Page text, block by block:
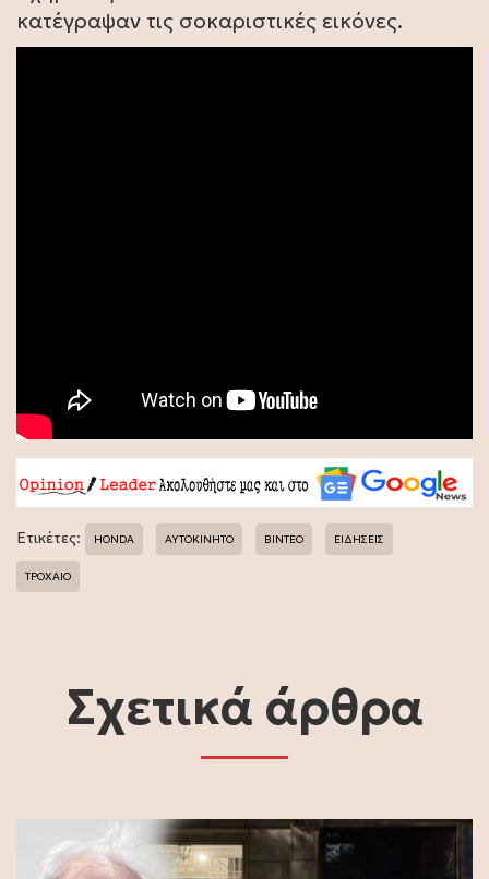
κατέγραψαν τις σοκαριστικές εικόνες.
Ετικέτες: HONDA ΑΥΤΟΚΙΝΗΤΟ ΒΙΝΤΕΟ ΕΙΔΗΣΕΙΣ
ΤΡΟΧΑΙΟ
Σχετικά άρθρα